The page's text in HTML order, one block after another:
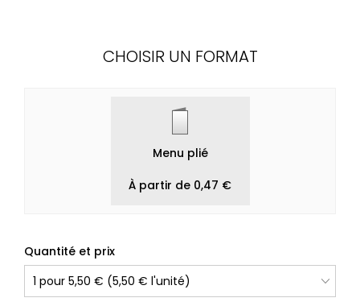
CHOISIR UN FORMAT
Menu plié
À partir de 0,47 €
Quantité et prix